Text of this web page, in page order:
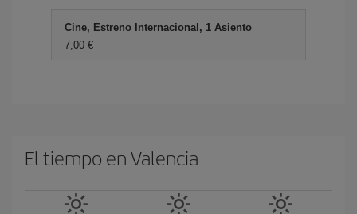
Cine, Estreno Internacional, 1 Asiento
7,00 €
El tiempo en Valencia